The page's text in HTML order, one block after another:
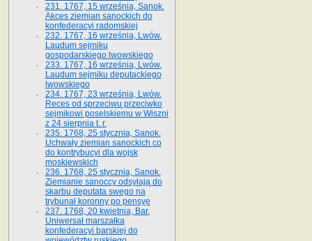
231. 1767, 15 września, Sanok.
Akces ziemian sanockich do
konfederacyi radomskiej
232. 1767, 16 września, Lwów.
Laudum sejmiku
gospodarskiego lwowskiego
233. 1767, 16 września, Lwów.
Laudum sejmiku deputackiego
lwowskiego
234. 1767, 23 września, Lwów.
Reces od sprzeciwu przeciwko
sejmikowi poselskiemu w Wiszni
z 24 sierpnia t. r.
235. 1768, 25 stycznia, Sanok.
Uchwały ziemian sanockich co
do kontrybucyi dla wojsk
moskiewskich
236. 1768, 25 stycznia, Sanok.
Ziemianie sanoccy odsyłają do
skarbu deputata swego na
trybunał koronny po pensyę
237. 1768, 20 kwietnia, Bar.
Uniwersał marszałka
konfederacyi barskiej do